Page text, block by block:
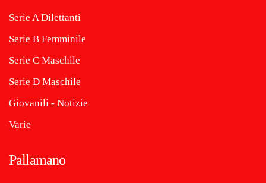
Serie A Dilettanti
Serie B Femminile
Serie C Maschile
Serie D Maschile
Giovanili - Notizie
Varie
Pallamano